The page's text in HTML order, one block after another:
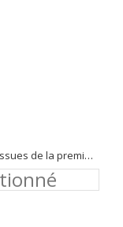
pression à froid